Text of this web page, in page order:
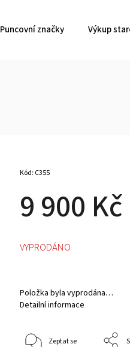
Puncovní značky Výkup
9 900 Kč
Kód: C355
Položka byla vyprodána…
VYPRODÁNO
Detailní informace
Zeptat se